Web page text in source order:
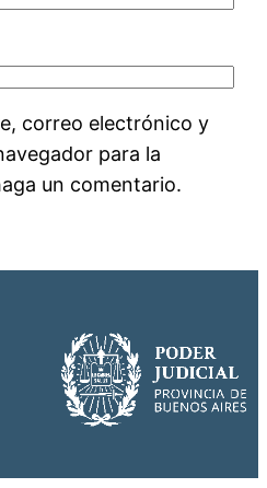
correo electrónico y
para la
un comentario.